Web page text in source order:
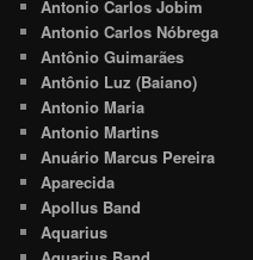
Antonio Carlos Jobim
Antonio Carlos Nóbrega
Antônio Guimarães
Antônio Luz (Baiano)
Antonio Maria
Antonio Martins
Anuário Marcus Pereira
Aparecida
Apollus Band
Aquarius